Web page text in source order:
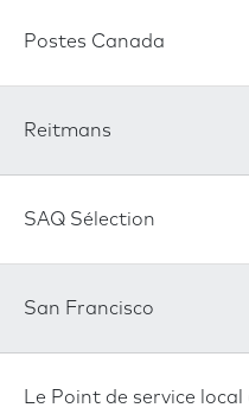
Postes Canada
Reitmans
SAQ Sélection
San Francisco
Le Point de service local